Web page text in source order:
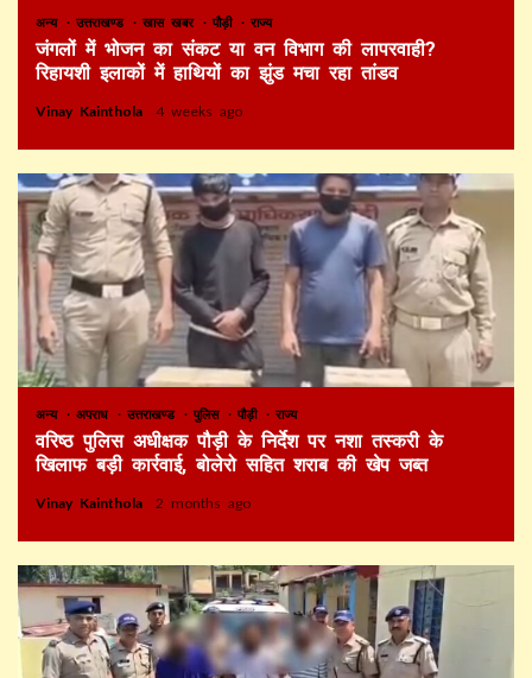
अन्य उत्तराखण्ड खास खबर पौड़ी राज्य
जंगलों में भोजन का संकट या वन विभाग की लापरवाही?
रिहायशी इलाकों में हाथियों का झुंड मचा रहा तांडव
Vinay Kainthola 4 weeks ago
अन्य अपराध उत्तराखण्ड पुलिस पौड़ी राज्य
वरिष्ठ पुलिस अधीक्षक पौड़ी के निर्देश पर नशा तस्करी के
खिलाफ बड़ी कार्रवाई, बोलेरो सहित शराब की खेप जब्त
Vinay Kainthola 2 months ago